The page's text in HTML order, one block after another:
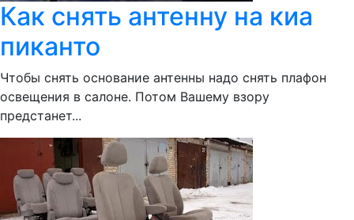
Как снять антенну на киа
пиканто
Чтобы снять основание антенны надо снять плафон
освещения в салоне. Потом Вашему взору
предстанет...